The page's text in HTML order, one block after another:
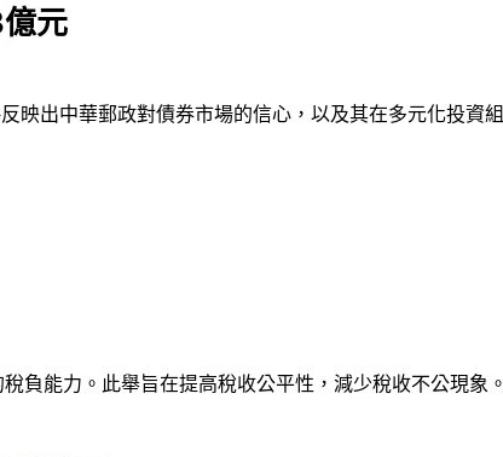
元
映出中華郵政對債券市場的信心，以及其在多元化投資
負能力。此舉旨在提高稅收公平性，減少稅收不公現象